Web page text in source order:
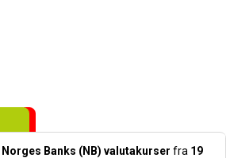
Norges Banks (NB) valutakurser fra 19